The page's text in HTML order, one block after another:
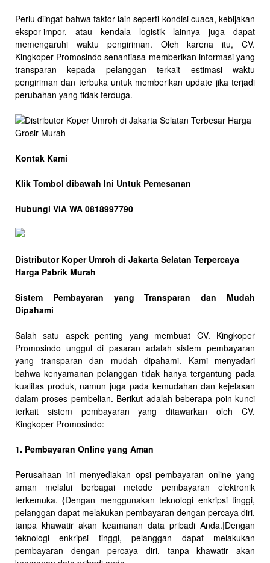
Perlu diingat bahwa faktor lain seperti kondisi cuaca, kebijakan
ekspor-impor, atau kendala logistik lainnya juga dapat
memengaruhi waktu pengiriman. Oleh karena itu, CV.
Kingkoper Promosindo senantiasa memberikan informasi yang
transparan kepada pelanggan terkait estimasi waktu
pengiriman dan terbuka untuk memberikan update jika terjadi
perubahan yang tidak terduga.
Kontak Kami
Klik Tombol dibawah Ini Untuk Pemesanan
Hubungi VIA WA 0818997790
Distributor Koper Umroh di Jakarta Selatan Terpercaya
Harga Pabrik Murah
Sistem Pembayaran yang Transparan dan Mudah
Dipahami
Salah satu aspek penting yang membuat CV. Kingkoper
Promosindo unggul di pasaran adalah sistem pembayaran
yang transparan dan mudah dipahami. Kami menyadari
bahwa kenyamanan pelanggan tidak hanya tergantung pada
kualitas produk, namun juga pada kemudahan dan kejelasan
dalam proses pembelian. Berikut adalah beberapa poin kunci
terkait sistem pembayaran yang ditawarkan oleh CV.
Kingkoper Promosindo:
1. Pembayaran Online yang Aman
Perusahaan ini menyediakan opsi pembayaran online yang
aman melalui berbagai metode pembayaran elektronik
terkemuka. {Dengan menggunakan teknologi enkripsi tinggi,
pelanggan dapat melakukan pembayaran dengan percaya diri,
tanpa khawatir akan keamanan data pribadi Anda.|Dengan
teknologi enkripsi tinggi, pelanggan dapat melakukan
pembayaran dengan percaya diri, tanpa khawatir akan